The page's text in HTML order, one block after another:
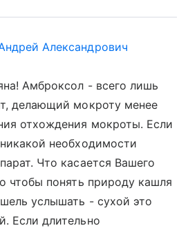
Александрович
Амброксол - всего лишь
делающий мокроту менее
отхождения мокроты. Если
необходимости
Что касается Вашего
чтобы понять природу кашля
услышать - сухой это
Если длительно